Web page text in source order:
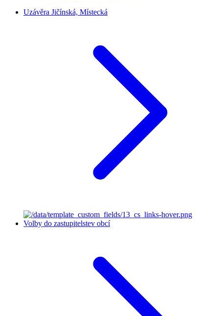
Uzávěra Jičínská, Místecká
Volby do zastupitelstev obcí